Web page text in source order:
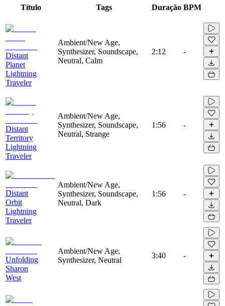
Título Tags Duração BPM
Distant
Planet
Lightning
Traveler
Ambient/New Age,
Synthesizer, Soundscape,
Neutral, Calm
2:12 -
Distant
Territory
Lightning
Traveler
Ambient/New Age,
Synthesizer, Soundscape,
Neutral, Strange
1:56 -
Distant
Orbit
Lightning
Traveler
Ambient/New Age,
Synthesizer, Soundscape,
Neutral, Dark
1:56 -
Unfolding
Sharon
West
Ambient/New Age,
Synthesizer, Neutral
3:40 -